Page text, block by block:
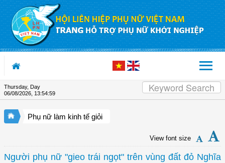
Skip to Content
Thursday, Day
06/08/2026 13:55:00
Phụ nữ làm kinh tế giỏi
View font size
Người phụ nữ "gieo trái ngọt" trên vùng đất đỏ Nghĩa